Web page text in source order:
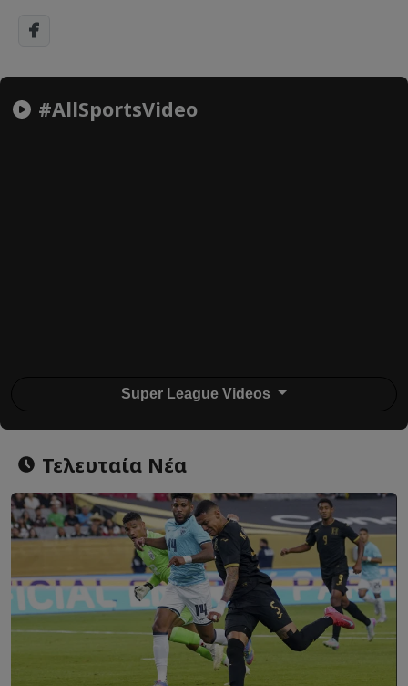
#AllSportsVideo
Super League Videos
Τελευταία Νέα